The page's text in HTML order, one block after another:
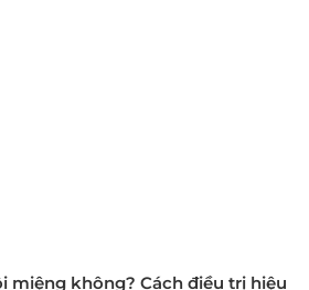
miệng không? Cách điều trị hiệu